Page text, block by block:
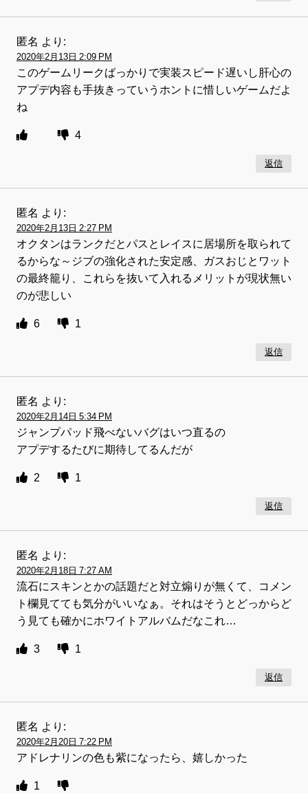
匿名 より:
2020年2月13日 2:09 PM
このゲームリークばっかりで実装スピード遅いし肝心の
アプデ内容も手抜きっていうホントに惜しいゲームだよ
ね
4
返信
匿名 より:
2020年2月13日 2:27 PM
オクタンはランクだとパスとレイスに居場所を取られて
るからな～ジブの強化された安定感、ガスおじとワット
の最終籠り、これらを抜いて入れるメリットが現状無い
のが悲しい
6 1
返信
匿名 より:
2020年2月14日 5:34 PM
ジャンプパッド飛べないバグはいつ直るの
アプデするたびに期待してるんだが
2 1
返信
匿名 より:
2020年2月18日 7:27 AM
流石にスキンとかの話題だと対立煽りが無くて、コメン
ト欄見てても気分がいいなぁ。それはそうとどっからど
う見ても確かにホワイトアルバムだなこれ…
3 1
返信
匿名 より:
2020年2月20日 7:22 PM
アドレナリンの色も紫になったら、嬉しかった
1